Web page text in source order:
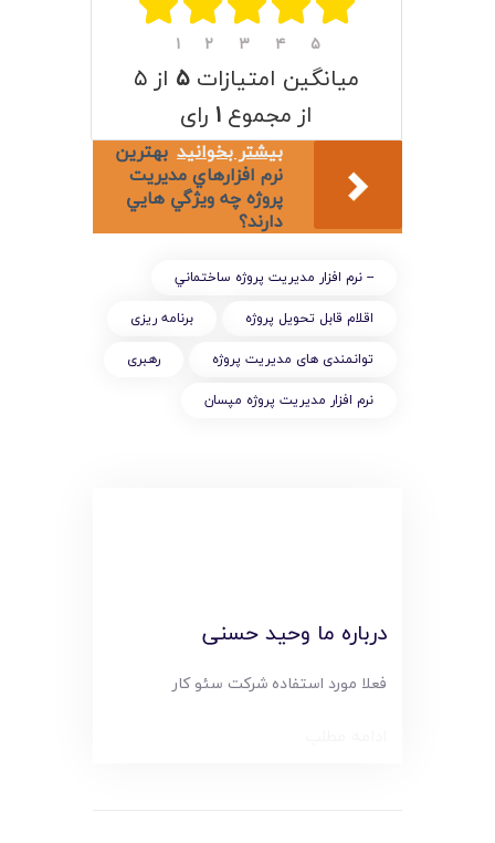
۱ ۲ ۳ ۴ ۵
میانگین امتیازات ۵ از ۵
از مجموع ۱ رای
بیشتر بخوانید بهترين
نرم افزارهاي مديريت
پروژه چه ويژگي هايي
دارند؟
-- نرم افزار مديريت پروژه ساختماني
اقلام قابل تحویل پروژه
برنامه ریزی
توانمندی های مدیریت پروژه
رهبری
نرم افزار مدیریت پروژه مپسان
درباره ما وحید حسنی
فعلا مورد استفاده شرکت سئو کار